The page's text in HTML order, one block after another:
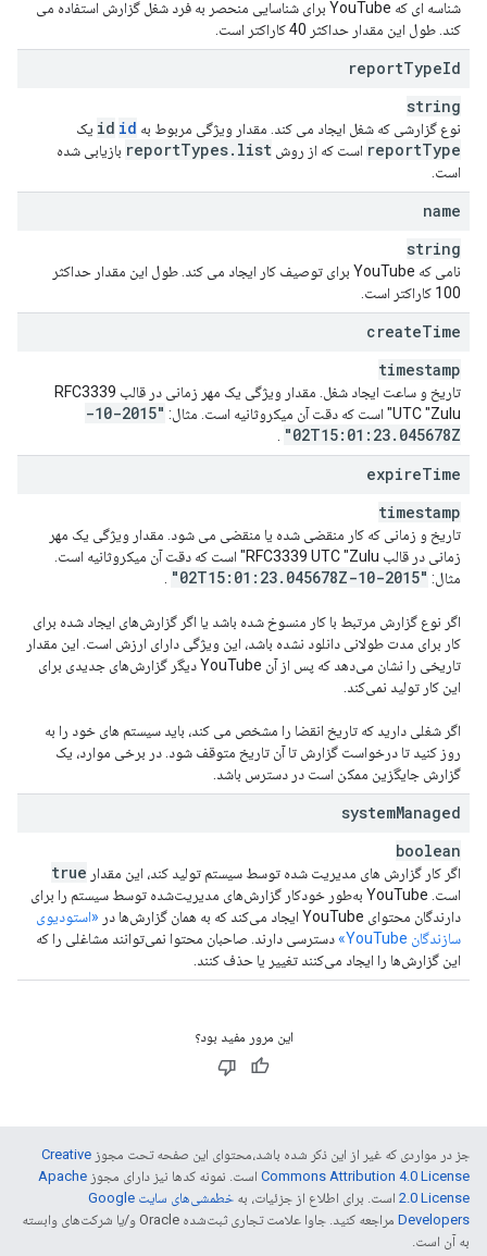
شناسه ای که YouTube برای شناسایی منحصر به فرد شغل گزارش استفاده می
کند. طول این مقدار حداکثر 40 کاراکتر است.
reportTypeId
string
نوع گزارشی که شغل ایجاد می کند. مقدار ویژگی مربوط به id id یک
reportType است که از روش reportTypes. list
بازیابی شده
است.
name
string
نامی که YouTube برای توصیف کار ایجاد می کند. طول این مقدار حداکثر
100 کاراکتر است.
createTime
timestamp
تاریخ و ساعت ایجاد شغل. مقدار ویژگی یک مهر زمانی در قالب RFC3339
UTC "Zulu" است که دقت آن میکروثانیه است. مثال:
"2015-10-
02T15:01:23. 045678Z"
expireTime
timestamp
تاریخ و زمانی که کار منقضی شده یا منقضی می شود. مقدار ویژگی یک مهر
زمانی در قالب RFC3339 UTC "Zulu" است که دقت آن میکروثانیه است.
مثال: "2015-10-02T15:01:23
. 045678Z"
اگر نوع گزارش مرتبط با کار منسوخ شده باشد یا اگر گزارش‌های ایجاد شده برای
کار برای مدت طولانی دانلود نشده باشد، این ویژگی دارای ارزش است. این مقدار
تاریخی را نشان می‌دهد که پس از آن YouTube دیگر گزارش‌های جدیدی برای
این کار تولید نمی‌کند.
اگر شغلی دارید که تاریخ انقضا را مشخص می کند، باید سیستم های خود را به
روز کنید تا درخواست گزارش تا آن تاریخ متوقف شود. در برخی موارد، یک
گزارش جایگزین ممکن است در دسترس باشد.
systemManaged
boolean
اگر کار گزارش های مدیریت شده توسط سیستم تولید کند، این مقدار true
است. YouTube به‌طور خودکار گزارش‌های مدیریت‌شده توسط سیستم را برای
دارندگان محتوای YouTube ایجاد می‌کند که به همان گزارش‌ها در
«استودیوی
سازندگان YouTube»
دسترسی دارند. صاحبان محتوا نمی‌توانند مشاغلی را که
این گزارش‌ها را ایجاد می‌کنند تغییر یا حذف کنند.
این مرور مفید بود؟
جز در مواردی که غیر از این ذکر شده باشد،‌محتوای این صفحه تحت مجوز Creative
Commons Attribution 4.0 License است. نمونه کدها نیز دارای مجوز Apache
2.0 License است. برای اطلاع از جزئیات، به
خطمشی‌های سایت Google
Developers‏
مراجعه کنید. جاوا علامت تجاری ثبت‌شده Oracle و/یا شرکت‌های وابسته
به آن است.